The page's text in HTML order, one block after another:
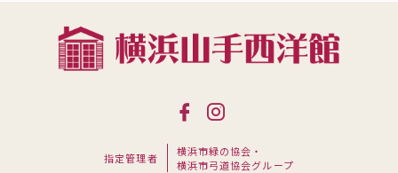
指定管理者
横浜市緑の協会・
横浜市弓道協会グループ